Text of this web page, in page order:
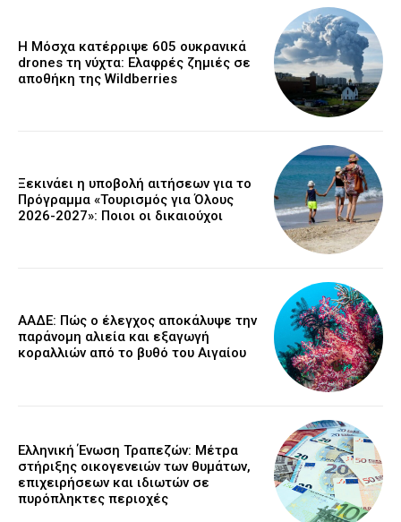
Η Μόσχα κατέρριψε 605 ουκρανικά
drones τη νύχτα: Ελαφρές ζημιές σε
αποθήκη της Wildberries
Ξεκινάει η υποβολή αιτήσεων για το
Πρόγραμμα «Τουρισμός για Όλους
2026-2027»: Ποιοι οι δικαιούχοι
ΑΑΔΕ: Πώς ο έλεγχος αποκάλυψε την
παράνομη αλιεία και εξαγωγή
κοραλλιών από το βυθό του Αιγαίου
Ελληνική Ένωση Τραπεζών: Μέτρα
στήριξης οικογενειών των θυμάτων,
επιχειρήσεων και ιδιωτών σε
πυρόπληκτες περιοχές